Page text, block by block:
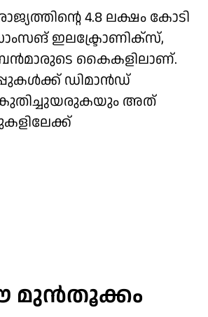
4.8 ലക്ഷം കോടി
ഇലക്ട്രോണിക്‌സ്,
കൈകളിലാണ്.
ഡിമാന്‍ഡ്
കുതിച്ചുയരുകയും അത്
മുന്‍തൂക്കം